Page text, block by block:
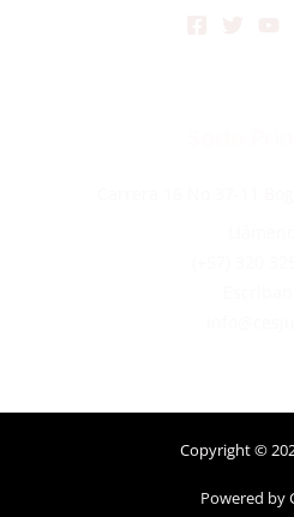
Copyright ©
Powered by